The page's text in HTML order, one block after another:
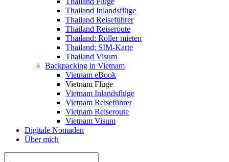
Thailand Inlandsflüge
Thailand Reiseführer
Thailand Reiseroute
Thailand: Roller mieten
Thailand: SIM-Karte
Thailand Visum
Backpacking in Vietnam
Vietnam eBook
Vietnam Flüge
Vietnam Inlandsflüge
Vietnam Reiseführer
Vietnam Reiseroute
Vietnam Visum
Digitale Nomaden
Über mich